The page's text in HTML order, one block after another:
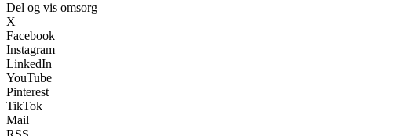
Del og vis omsorg
X
Facebook
Instagram
LinkedIn
YouTube
Pinterest
TikTok
Mail